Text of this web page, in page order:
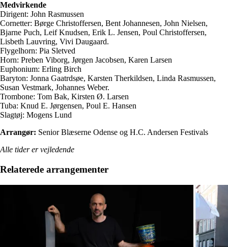
Medvirkende
Dirigent: John Rasmussen
Cornetter: Børge Christoffersen, Bent Johannesen, John Nielsen,
Bjarne Puch, Leif Knudsen, Erik L. Jensen, Poul Christoffersen,
Lisbeth Lauvring, Vivi Daugaard.
Flygelhorn: Pia Sletved
Horn: Preben Viborg, Jørgen Jacobsen, Karen Larsen
Euphonium: Erling Birch
Baryton: Jonna Gaatrdsøe, Karsten Therkildsen, Linda Rasmussen,
Susan Vestmark, Johannes Weber.
Trombone: Tom Bak, Kirsten Ø. Larsen
Tuba: Knud E. Jørgensen, Poul E. Hansen
Slagtøj: Mogens Lund
Arrangør: Senior Blæserne Odense og H.C. Andersen Festivals
Alle tider er vejledende
Relaterede arrangementer